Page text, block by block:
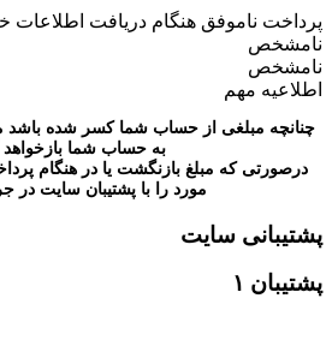
پرداخت ناموفق هنگام دریافت اطلاعات
نامشخص
نامشخص
اطلاعیه مهم
چنانچه مبلغی از حساب شما کسر شده باشد
به حساب شما
درصورتی که مبلغ بازنگشت یا در هنگام
مورد را با پشتیبان سایت در
پشتیبانی سایت
پشتیبان ۱